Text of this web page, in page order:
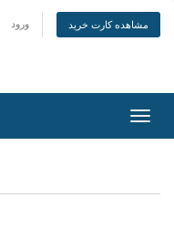
ورود مشاهده کارت خرید
تغییر